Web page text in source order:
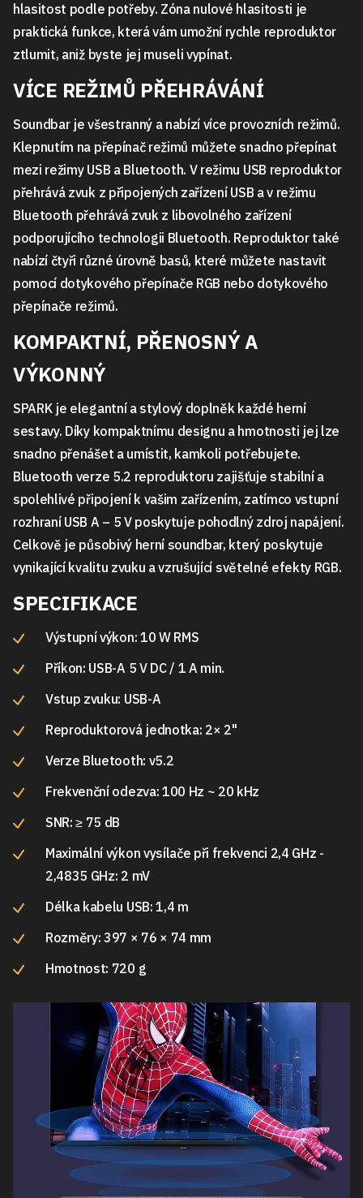
hlasitost podle potřeby. Zóna nulové hlasitosti je
praktická funkce, která vám umožní rychle reproduktor
ztlumit, aniž byste jej museli vypínat.
VÍCE REŽIMŮ PŘEHRÁVÁNÍ
Soundbar je všestranný a nabízí více provozních režimů.
Klepnutím na přepínač režimů můžete snadno přepínat
mezi režimy USB a Bluetooth. V režimu USB reproduktor
přehrává zvuk z připojených zařízení USB a v režimu
Bluetooth přehrává zvuk z libovolného zařízení
podporujícího technologii Bluetooth. Reproduktor také
nabízí čtyři různé úrovně basů, které můžete nastavit
pomocí dotykového přepínače RGB nebo dotykového
přepínače režimů.
KOMPAKTNÍ, PŘENOSNÝ A
VÝKONNÝ
SPARK je elegantní a stylový doplněk každé herní
sestavy. Díky kompaktnímu designu a hmotnosti jej lze
snadno přenášet a umístit, kamkoli potřebujete.
Bluetooth verze 5.2 reproduktoru zajišťuje stabilní a
spolehlivé připojení k vašim zařízením, zatímco vstupní
rozhraní USB A – 5 V poskytuje pohodlný zdroj napájení.
Celkově je působivý herní soundbar, který poskytuje
vynikající kvalitu zvuku a vzrušující světelné efekty RGB.
SPECIFIKACE
Výstupní výkon: 10 W RMS
Příkon: USB-A 5 V DC / 1 A min.
Vstup zvuku: USB-A
Reproduktorová jednotka: 2× 2"
Verze Bluetooth: v5.2
Frekvenční odezva: 100 Hz ~ 20 kHz
SNR: ≥ 75 dB
Maximální výkon vysílače při frekvenci 2,4 GHz -
2,4835 GHz: 2 mV
Délka kabelu USB: 1,4 m
Rozměry: 397 × 76 × 74 mm
Hmotnost: 720 g